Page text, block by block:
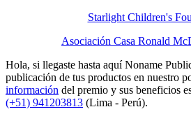
Starlight Children's
Asociación Casa Ronald
Hola, si llegaste hasta aquí Noname
publicación de tus productos en nuestro
información del premio y sus beneficios
(+51) 941203813 (Lima - Perú).